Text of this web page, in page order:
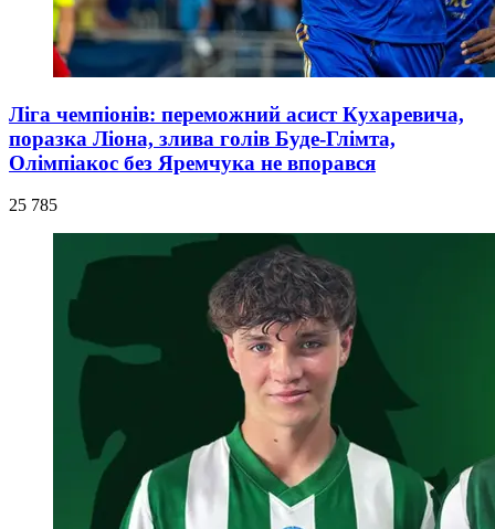
Ліга чемпіонів: переможний асист Кухаревича,
поразка Ліона, злива голів Буде-Глімта,
Олімпіакос без Яремчука не впорався
25 785